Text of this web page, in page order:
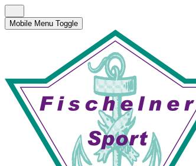
Mobile Menu Toggle